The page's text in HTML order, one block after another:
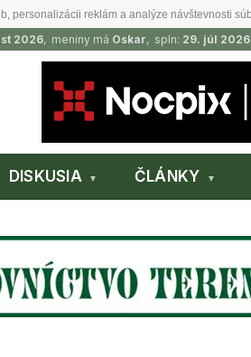
personalizácii reklám a analýze návštevnosti
2026, meniny má Oskar, spln: 29. júl 2026
DISKUSIA ČLÁNKY